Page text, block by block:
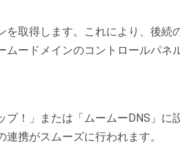
取得します。これにより、後続
ードメインのコントロールパネ
プ！」または「ムームーDNS」に
携がスムーズに行われます。